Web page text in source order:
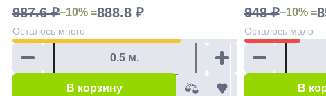
987.6 ₽−10% =888.8 ₽
Осталось много
В корзину
948 ₽−10% =
Осталось мало
В